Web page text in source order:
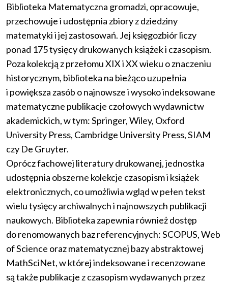
Biblioteka Matematyczna gromadzi, opracowuje,
przechowuje i udostępnia zbiory z dziedziny
matematyki i jej zastosowań. Jej księgozbiór liczy
ponad 175 tysięcy drukowanych książek i czasopism.
Poza kolekcją z przełomu XIX i XX wieku o znaczeniu
historycznym, biblioteka na bieżąco uzupełnia
i powiększa zasób o najnowsze i wysoko indeksowane
matematyczne publikacje czołowych wydawnictw
akademickich, w tym: Springer, Wiley, Oxford
University Press, Cambridge University Press, SIAM
czy De Gruyter.
Oprócz fachowej literatury drukowanej, jednostka
udostępnia obszerne kolekcje czasopism i książek
elektronicznych, co umożliwia wgląd w pełen tekst
wielu tysięcy archiwalnych i najnowszych publikacji
naukowych. Biblioteka zapewnia również dostęp
do renomowanych baz referencyjnych: SCOPUS, Web
of Science oraz matematycznej bazy abstraktowej
MathSciNet, w której indeksowane i recenzowane
są także publikacje z czasopism wydawanych przez